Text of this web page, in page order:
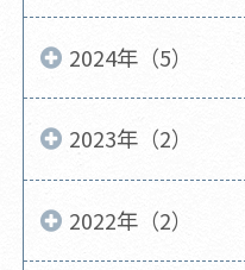
2024年（5）
2023年（2）
2022年（2）